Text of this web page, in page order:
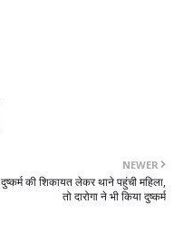
NEWER
दुष्कर्म की शिकायत लेकर थाने पहुंची महिला,
तो दारोगा ने भी किया दुष्कर्म